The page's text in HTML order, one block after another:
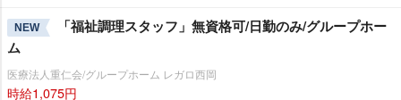
NEW
「福祉調理スタッフ」無資格可/日勤のみ/グループホー
ム
医療法人重仁会/グループホーム レガロ西岡
時給1,075円